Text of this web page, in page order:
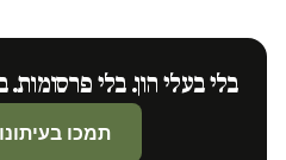
בלי בעלי הון. בלי פרסומות.
תמכו